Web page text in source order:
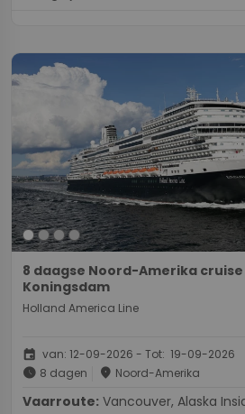
8 daagse Noord-Amerika
Koningsdam
Holland America Line
event van: 12-09-2026 - Tot: 19-09-2026
schedule 8 dagen place Noord-Amerika
Vaarroute: